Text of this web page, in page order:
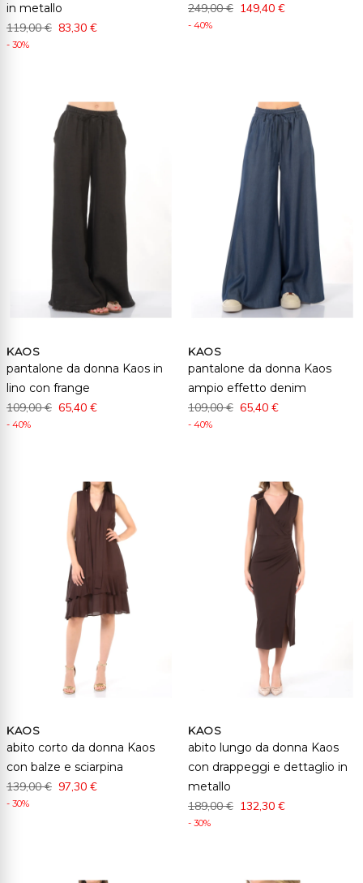
in metallo
119,00 € 83,30 €
- 30%
249,00 € 149,40 €
- 40%
KAOS
pantalone da donna Kaos in
lino con frange
109,00 € 65,40 €
- 40%
KAOS
pantalone da donna Kaos
ampio effetto denim
109,00 € 65,40 €
- 40%
KAOS
abito corto da donna Kaos
con balze e sciarpina
139,00 € 97,30 €
- 30%
KAOS
abito lungo da donna Kaos
con drappeggi e dettaglio in
metallo
189,00 € 132,30 €
- 30%